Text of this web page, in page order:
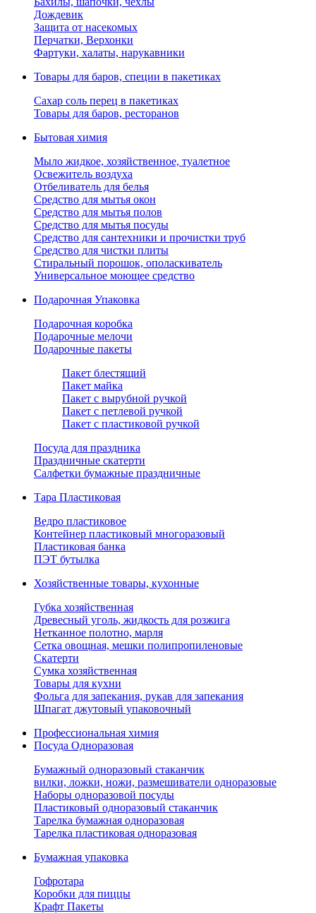
Дождевик
Защита от насекомых
Перчатки, Верхонки
Фартуки, халаты, нарукавники
Товары для баров, специи в пакетиках
Сахар соль перец в пакетиках
Товары для баров, ресторанов
Бытовая химия
Мыло жидкое, хозяйственное, туалетное
Освежитель воздуха
Отбеливатель для белья
Средство для мытья окон
Средство для мытья полов
Средство для мытья посуды
Средство для сантехники и прочистки труб
Средство для чистки плиты
Стиральный порошок, ополаскиватель
Универсальное моющее средство
Подарочная Упаковка
Подарочная коробка
Подарочные мелочи
Подарочные пакеты
Пакет блестящий
Пакет майка
Пакет с вырубной ручкой
Пакет с петлевой ручкой
Пакет с пластиковой ручкой
Посуда для праздника
Праздничные скатерти
Салфетки бумажные праздничные
Тара Пластиковая
Ведро пластиковое
Контейнер пластиковый многоразовый
Пластиковая банка
ПЭТ бутылка
Хозяйственные товары, кухонные
Губка хозяйственная
Древесный уголь, жидкость для розжига
Нетканное полотно, марля
Сетка овощная, мешки полипропиленовые
Скатерти
Сумка хозяйственная
Товары для кухни
Фольга для запекания, рукав для запекания
Шпагат джутовый упаковочный
Профессиональная химия
Посуда Одноразовая
Бумажный одноразовый стаканчик
вилки, ложки, ножи, размешиватели одноразовые
Наборы одноразовой посуды
Пластиковый одноразовый стаканчик
Тарелка бумажная одноразовая
Тарелка пластиковая одноразовая
Бумажная упаковка
Гофротара
Коробки для пиццы
Крафт Пакеты